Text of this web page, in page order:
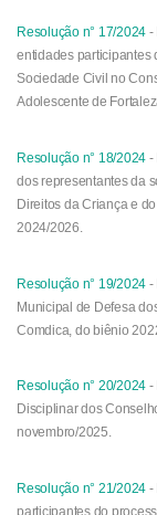
Resolução n° 17/2024 -
entidades participantes
Sociedade Civil no
Adolescente de
Resolução n° 18/2024 -
dos representantes da
Direitos da Criança e
2024/2026.
Resolução n° 19/2024 -
Municipal de Defesa
Comdica, do biênio
Resolução n° 20/2024 -
Disciplinar dos
novembro/2025.
Resolução n° 21/2024 -
participantes do